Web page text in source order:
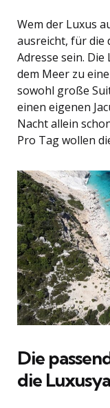
Wem der Luxus
ausreicht, für die
Adresse sein.
dem Meer zu
sowohl große
einen eigenen
Nacht allein
Pro Tag wollen
Die
die